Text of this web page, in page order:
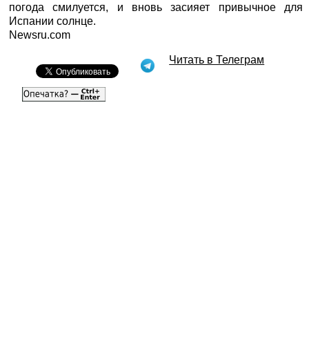
погода смилуется, и вновь засияет привычное для
Испании солнце.
Newsru.com
Читать в Телеграм